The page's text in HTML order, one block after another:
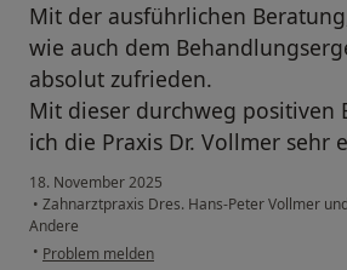
Mit der ausführlichen
wie auch dem
absolut zufrieden.
Mit dieser durchweg positiven
ich die Praxis Dr. Vollmer sehr
18. November 2025
• Zahnarztpraxis Dres. Hans-Peter Vollmer
Andere
• Problem melden